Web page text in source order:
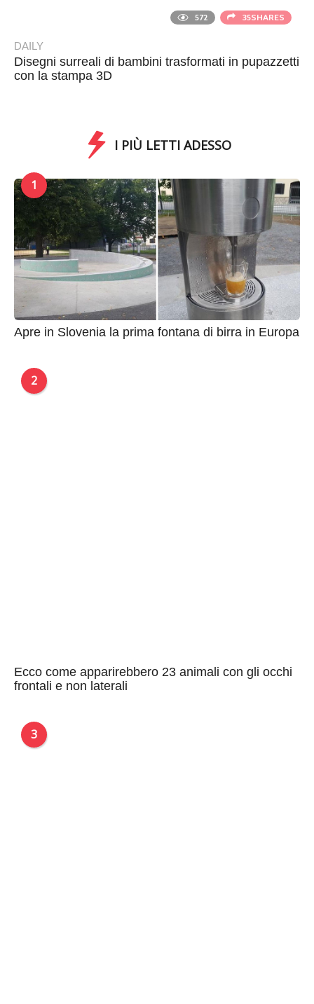
572 35SHARES
DAILY
Disegni surreali di bambini trasformati in pupazzetti
con la stampa 3D
I PIÙ LETTI ADESSO
1
Apre in Slovenia la prima fontana di birra in Europa
2
Ecco come apparirebbero 23 animali con gli occhi
frontali e non laterali
3